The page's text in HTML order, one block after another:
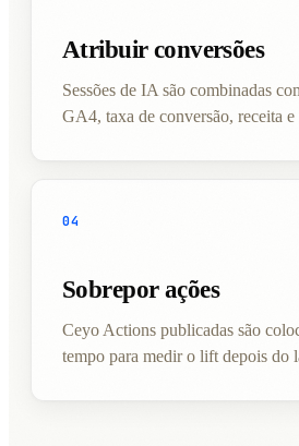
Atribuir conversões
Sessões de IA são combinadas
GA4, taxa de conversão, receita e
04
Sobrepor ações
Ceyo Actions publicadas são
tempo para medir o lift depois do